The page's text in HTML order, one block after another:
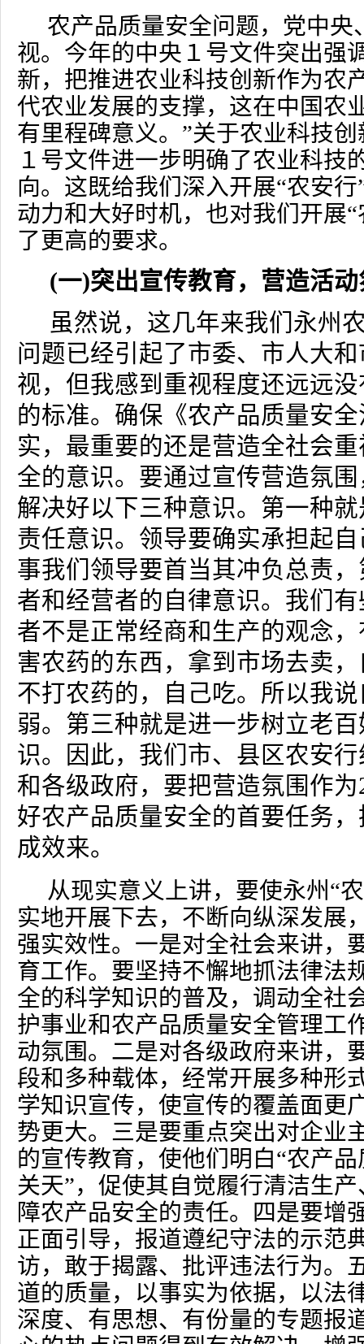
农产品质量安全问题，党中央
视。今年的中央１号文件突出强
新，把推进农业科技创新作为农
代农业发展的支撑，这在中国农
有里程碑意义。”关于农业科技
１号文件进一步明确了农业科技
向。这既给我们深入开展“农安
动力和大好时机，也对我们开展
了更高的要求。
(一)突出宣传教育，营造活
虽然说，这几年来我们永州
问题已经引起了市委、市人大
视，但我感到重视程度还远远
的标准。确保《农产品质量安
实，最重要的还是营造全社会
全的意识。要通过宣传营造氛
解决好以下三种意识。第一种
责任意识。领导要确实承担起
事我们领导要首当其冲负总责
者和经营者的自律意识。我们
者不是正常经商和生产的观念
害农药的东西，拿到市场去卖
不打农药的，自己吃。所以我
弱。第三种就是进一步树立老
识。因此，我们市、县区农安
和各级政府，要把营造氛围作为
好农产品质量安全的首要任务
成效来。
从现实意义上讲，要使永州“
实地开展下去，不断向纵深发展
强实效性。一是对全社会来讲，
育工作。要坚持不懈地抓法律法
全的科学知识的普及，调动全社
护事业和农产品质量安全管理工
动氛围。二是对各级政府来讲，
段和多种载体，经常开展多种形
学知识宣传，使宣传的覆盖面更
势更大。三是要重点突出对企业
的宣传教育，使他们明白“农产
关天”，促使其自觉履行清洁生
障农产品安全的责任。四是要增
正面引导，报道遵纪守法的示范
访，敢于揭露、批评违法行为。
道的质量，以事实为依据，以法
深度、有思想、有份量的专题报